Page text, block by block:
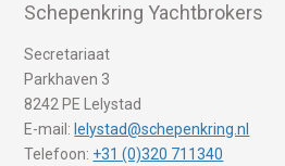
Schepenkring Yachtbrokers
Secretariaat
Parkhaven 3
8242 PE Lelystad
E-mail: lelystad@schepenkring.nl
Telefoon: +31 (0)320 711340